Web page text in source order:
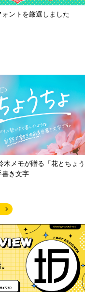
ントを厳選しました
木メモが贈る「花とちょう
書き文字